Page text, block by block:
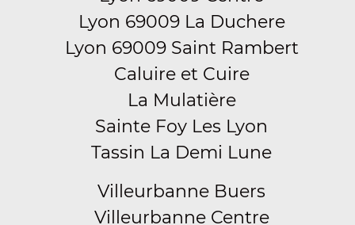
Lyon 69009 La Duchere
Lyon 69009 Saint Rambert
Caluire et Cuire
La Mulatière
Sainte Foy Les Lyon
Tassin La Demi Lune
Villeurbanne Buers
Villeurbanne Centre